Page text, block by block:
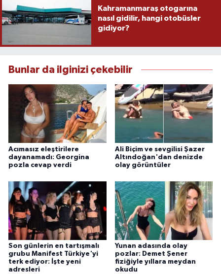
Kahramanmaraş otogarına
nasıl gidilir, hangi otobüsler
gidiyor?
Bunlar da ilginizi çekebilir
Acımasız eleştirilere
dayanamadı: Georgina
pozla cevap verdi
Ali Biçim ve sevgilisi Şazer
Altındoğan'dan denizde
olay görüntüler
Son günlerin en tartışmalı
grubu Manifest Türkiye'yi
terk ediyor: İşte yeni
adresleri
Yunan adasında olay
pozlar: Demet Şener
fiziğiyle yıllara meydan
okudu